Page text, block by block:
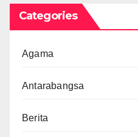
Categories
Agama
Antarabangsa
Berita